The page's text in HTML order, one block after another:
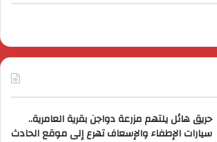
حريق هائل يلتهم مزرعة دواجن بقرية العامرية..
سيارات الإطفاء والإسعاف تهرع إلى موقع الحادث